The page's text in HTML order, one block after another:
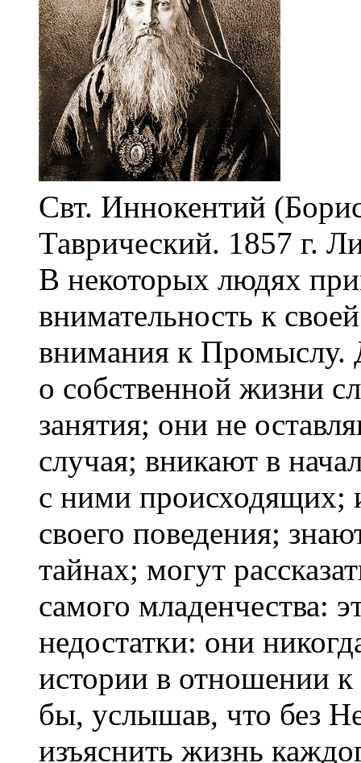
Свт. Иннокентий
Таврический. 1857 г.
В некоторых людях
внимательность к
внимания к Промыслу.
о собственной жизни
занятия; они не
случая; вникают в
с ними происходящих;
своего поведения;
тайнах; могут
самого младенчества:
недостатки: они
истории в отношении
бы, услышав, что без
изъяснить жизнь